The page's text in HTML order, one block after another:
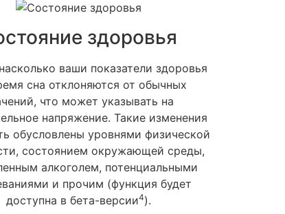
здоровья
ваши показатели здоровья
сна отклоняются от обычных
что может указывать на
напряжение. Такие изменения
обусловлены уровнями физической
состоянием окружающей среды,
алкоголем, потенциальными
и прочим (функция будет
доступна в бета-версии4).